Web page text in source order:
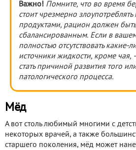
Важно! Помните, что во время
стоит чрезмерно
продуктами, рацион должен
сбалансированным. Если в
полностью отсутствовать какие-
источники жидкости, кроме чая,
стать причиной развития того
патологического процесса.
Мёд
А вот столь любимый многими с
некоторых врачей, а также
старшего поколения, мёд может